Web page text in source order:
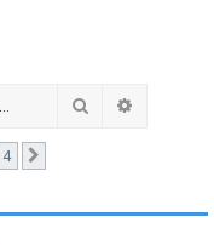
Rechercher
4